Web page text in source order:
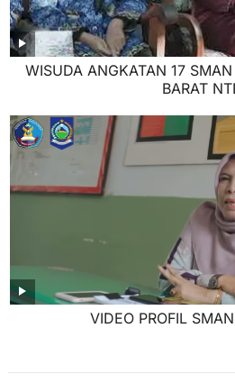
WISUDA ANGKATAN 17
BARAT
VIDEO PROFIL